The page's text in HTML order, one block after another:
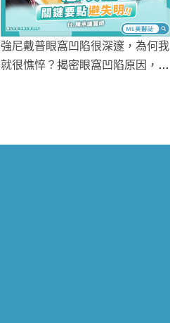
強尼戴普眼窩凹陷很深邃，為何我
就很憔悴？揭密眼窩凹陷原因，醫